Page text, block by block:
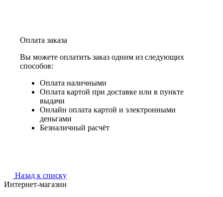
Оплата заказа
Вы можете оплатить заказ одним из следующих
способов:
Оплата наличными
Оплата картой при доставке или в пункте
выдачи
Онлайн оплата картой и электронными
деньгами
Безналичный расчёт
Назад к списку
Интернет-магазин